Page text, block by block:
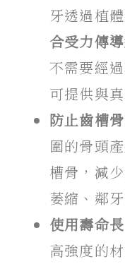
牙透過植
合受力傳
不需要經
可提供與
防止齒槽
圍的骨頭
槽骨，減
萎縮、鄰
使用壽命長
高強度的